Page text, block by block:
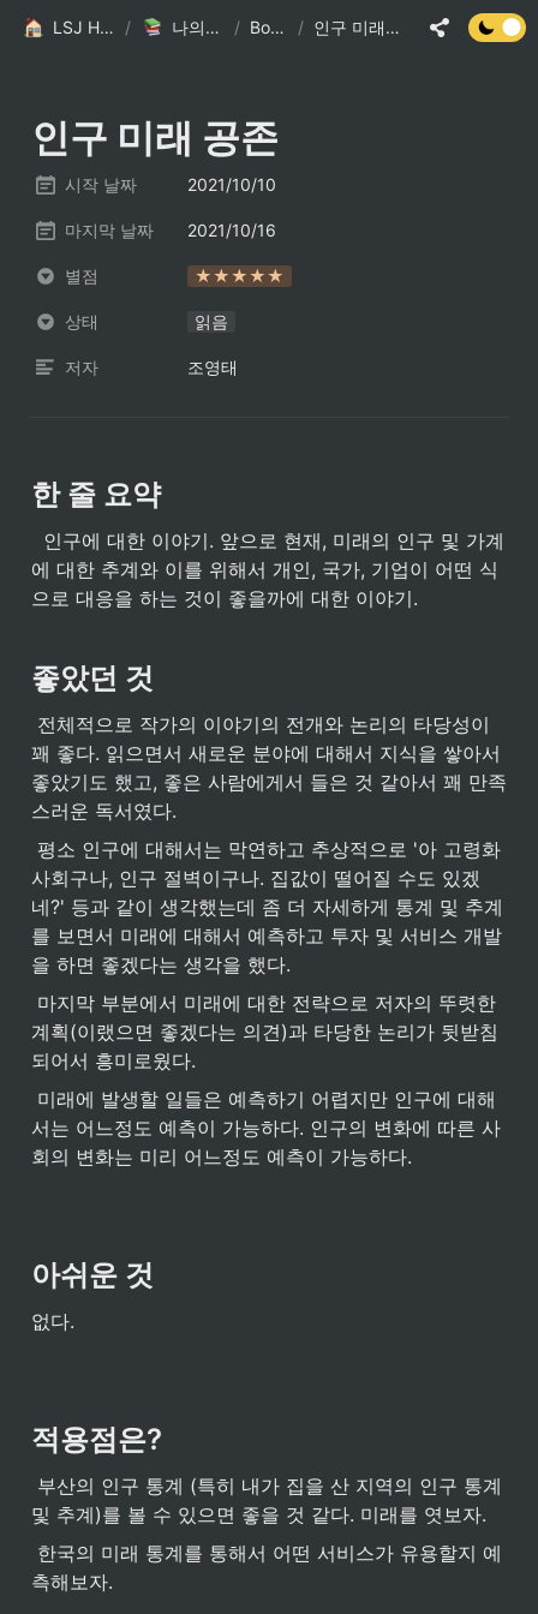
LSJ HOME / 나의 책장 / Books / 인구 미래 공존
인구 미래 공존
시작 날짜 2021/10/10
마지막 날짜 2021/10/16
별점 ★★★★★
상태 읽음
저자 조영태
한 줄 요약
에 대한 추계와 이를 위해서 개인, 국가, 기업이 어떤 식
으로 대응을 하는 것이 좋을까에 대한 이야기.
좋았던 것
꽤 좋다. 읽으면서 새로운 분야에 대해서 지식을 쌓아서
좋았기도 했고, 좋은 사람에게서 들은 것 같아서 꽤 만족
스러운 독서였다.
사회구나, 인구 절벽이구나. 집값이 떨어질 수도 있겠
네?' 등과 같이 생각했는데 좀 더 자세하게 통계 및 추계
를 보면서 미래에 대해서 예측하고 투자 및 서비스 개발
을 하면 좋겠다는 생각을 했다.
계획(이랬으면 좋겠다는 의견)과 타당한 논리가 뒷받침
되어서 흥미로웠다.
서는 어느정도 예측이 가능하다. 인구의 변화에 따른 사
회의 변화는 미리 어느정도 예측이 가능하다.
아쉬운 것
없다.
적용점은?
및 추계)를 볼 수 있으면 좋을 것 같다. 미래를 엿보자.
측해보자.